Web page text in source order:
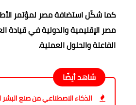
مصر الإقليمية والدولية في قيادة
الفاعلة والحلول العملية.
شاهد أيضًا
الذكاء الاصطناعي من صنع البشر